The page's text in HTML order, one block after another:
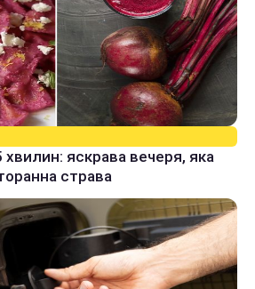
хвилин: яскрава вечеря, яка
страва